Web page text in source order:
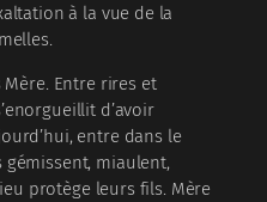
à la vue de la
Mère. Entre rires et
d’avoir
entre dans le
gémissent, miaulent,
protège leurs fils. Mère